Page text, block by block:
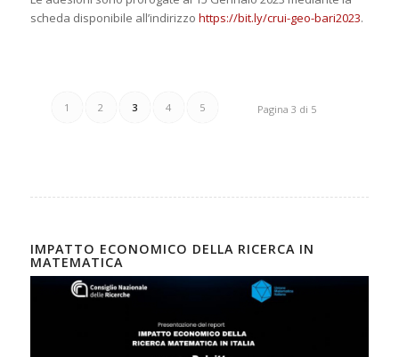
scheda disponibile all’indirizzo https://bit.ly/crui-geo-bari2023.
Pagina 3 di 5
1 2 3 4 5
IMPATTO ECONOMICO DELLA RICERCA IN
MATEMATICA